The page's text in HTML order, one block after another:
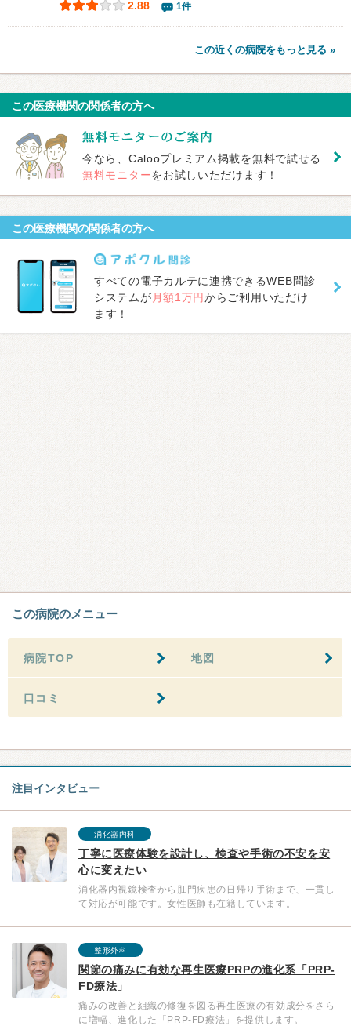
2.88 1件
この近くの病院をもっと見る »
この医療機関の関係者の方へ
今なら、Calooプレミアム掲載を無料で試せる
無料モニターをお試しいただけます！
この医療機関の関係者の方へ
すべての電子カルテに連携できるWEB問診
システムが 月額1万円からご利用いただけ
ます！
この病院のメニュー
病院TOP 地図
口コミ
注目インタビュー
消化器内科
丁寧に医療体験を設計し、検査や手術の不安を安
心に変えたい
消化器内視鏡検査から肛門疾患の日帰り手術まで、一貫し
て対応が可能です。女性医師も在籍しています。
整形外科
関節の痛みに有効な再生医療PRPの進化系「PRP-
FD療法」
痛みの改善と組織の修復を図る再生医療の有効成分をさら
に増幅、進化した「PRP-FD療法」を提供します。